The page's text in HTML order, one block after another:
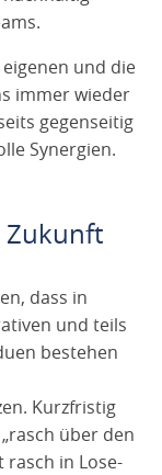
und die
immer wieder
gegenseitig
Synergien.
Zukunft
dass in
und teils
bestehen
Kurzfristig
über den
rasch in Lose-